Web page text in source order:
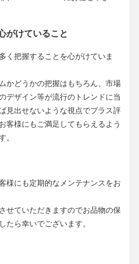
がけていること
く把握することを心がけていま
かどうかの把握はもちろん、市場
デザイン等が流行のトレンドに当
見出せないような視点でプラス評
客様にもご満足してもらえるよう
。
様にも定期的なメンテナンスをお
せていただきますのでお品物の保
たら幸いでございます。